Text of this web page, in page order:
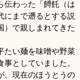
伝わった「餺飥（は
にまで遡るとする説
）で親しまれてきた
たい麺を味噌や野菜
としていました。
、現在のほうとうの